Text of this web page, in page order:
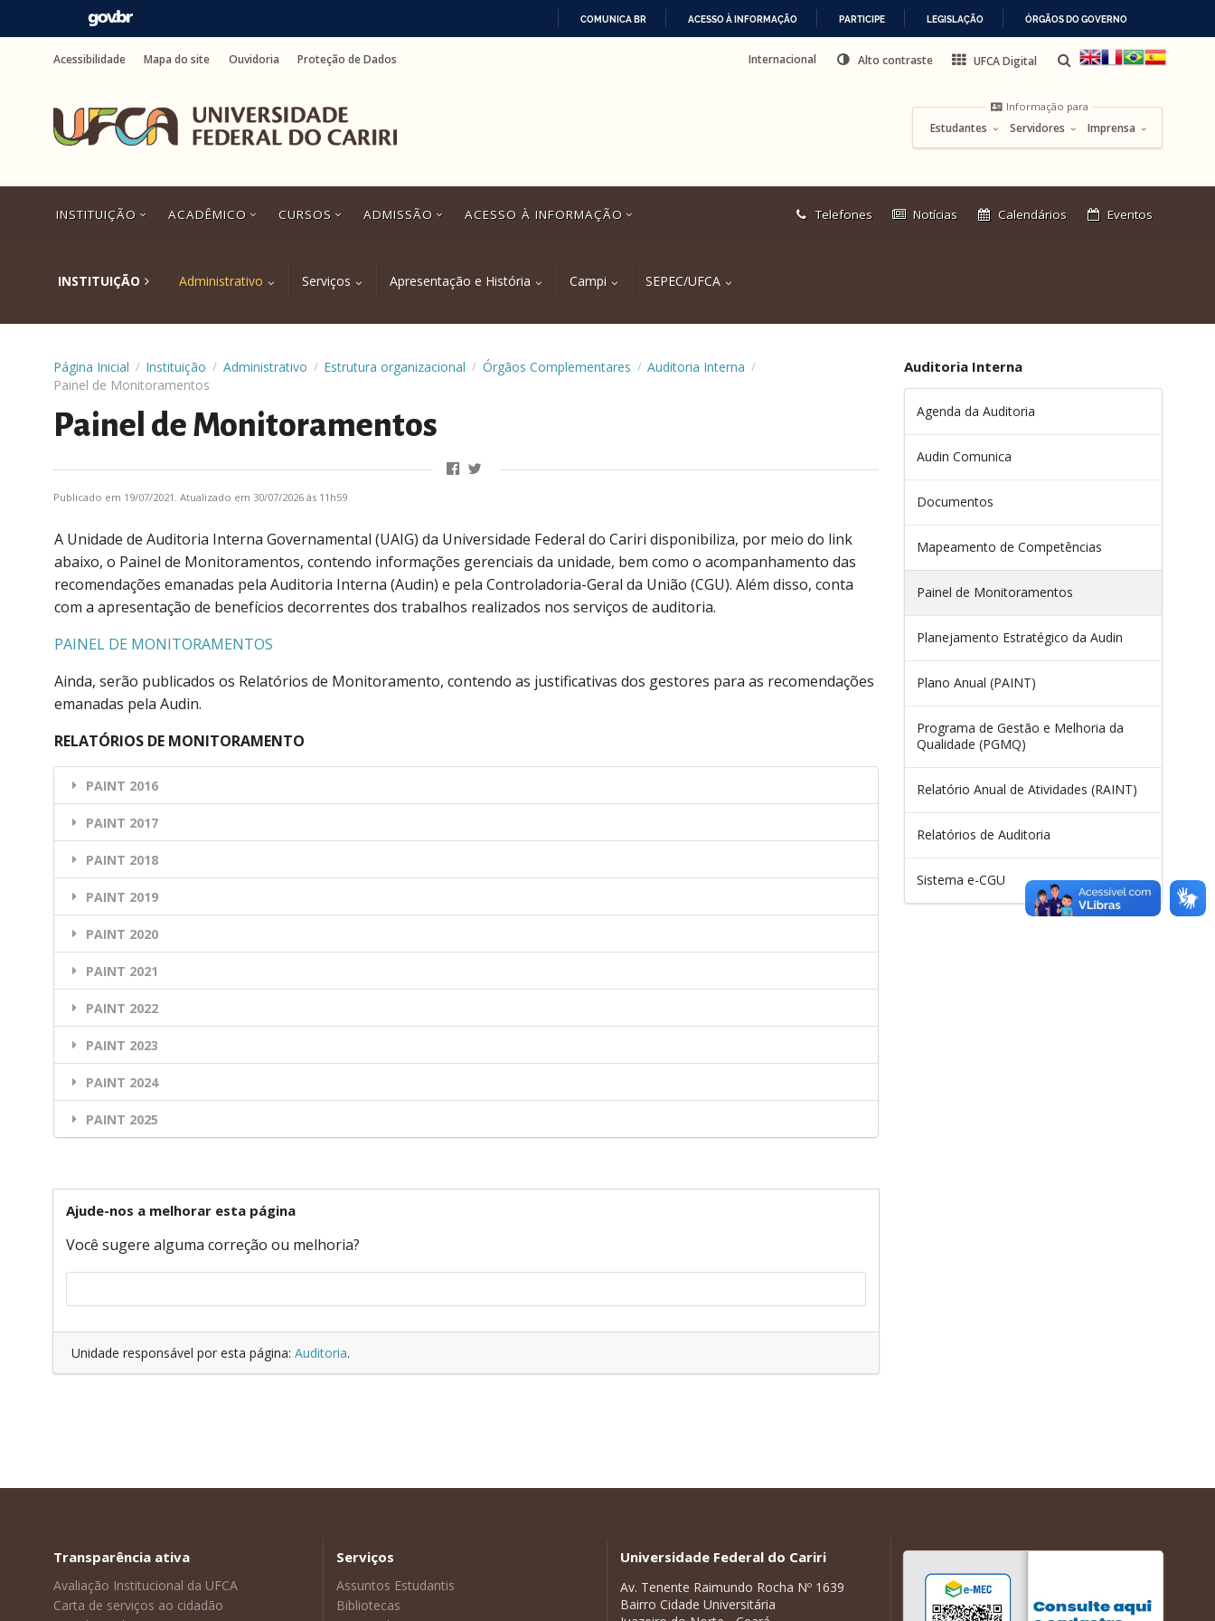
COMUNICA BR ACESSO À INFORMAÇÃO PARTICIPE LEGISLAÇÃO ÓRGÃOS DO GOVERNO
para
para
busca
rodapé
Acessibilidade Mapa do site Ouvidoria Proteção de Dados Internacional Alto contraste UFCA Digital
Informação para
Estudantes Servidores Imprensa
INSTITUIÇÃO ACADÊMICO CURSOS ADMISSÃO ACESSO À INFORMAÇÃO
Link
Telefones Notícias Calendários Eventos
INSTITUIÇÃO Administrativo Serviços Apresentação e História Campi SEPEC/UFCA
Página Inicial / Instituição / Administrativo / Estrutura organizacional / Órgãos Complementares / Auditoria Interna /
Painel de Monitoramentos
Painel de Monitoramentos
Publicado em 19/07/2021. Atualizado em 30/07/2026 às 11h59
A Unidade de Auditoria Interna Governamental (UAIG) da Universidade Federal do Cariri disponibiliza, por meio do link
abaixo, o Painel de Monitoramentos, contendo informações gerenciais da unidade, bem como o acompanhamento das
recomendações emanadas pela Auditoria Interna (Audin) e pela Controladoria-Geral da União (CGU). Além disso, conta
com a apresentação de benefícios decorrentes dos trabalhos realizados nos serviços de auditoria.
PAINEL DE MONITORAMENTOS
Ainda, serão publicados os Relatórios de Monitoramento, contendo as justificativas dos gestores para as recomendações
emanadas pela Audin.
RELATÓRIOS DE MONITORAMENTO
PAINT 2016
PAINT 2017
PAINT 2018
PAINT 2019
PAINT 2020
PAINT 2021
PAINT 2022
PAINT 2023
PAINT 2024
PAINT 2025
Ajude-nos a melhorar esta página
Você sugere alguma correção ou melhoria?
Unidade responsável por esta página: Auditoria.
Auditoria Interna
Agenda da Auditoria
Audin Comunica
Documentos
Mapeamento de Competências
Painel de Monitoramentos
Planejamento Estratégico da Audin
Plano Anual (PAINT)
Programa de Gestão e Melhoria da
Qualidade (PGMQ)
Relatório Anual de Atividades (RAINT)
Relatórios de Auditoria
Sistema e-CGU
Transparência ativa
Avaliação Institucional da UFCA
Carta de serviços ao cidadão
Serviços
Assuntos Estudantis
Bibliotecas
Universidade Federal do Cariri
Av. Tenente Raimundo Rocha Nº 1639
Bairro Cidade Universitária